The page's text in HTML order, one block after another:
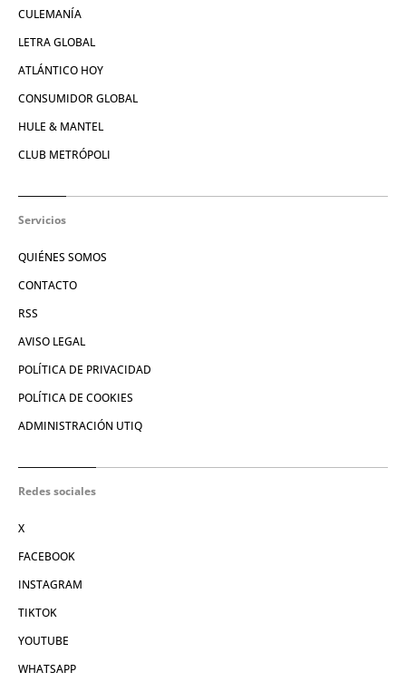
CULEMANÍA
LETRA GLOBAL
ATLÁNTICO HOY
CONSUMIDOR GLOBAL
HULE & MANTEL
CLUB METRÓPOLI
Servicios
QUIÉNES SOMOS
CONTACTO
RSS
AVISO LEGAL
POLÍTICA DE PRIVACIDAD
POLÍTICA DE COOKIES
ADMINISTRACIÓN UTIQ
Redes sociales
X
FACEBOOK
INSTAGRAM
TIKTOK
YOUTUBE
WHATSAPP